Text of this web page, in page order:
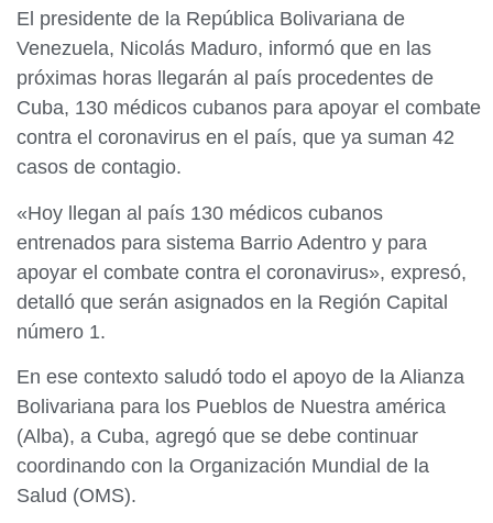
El presidente de la República Bolivariana de
Venezuela, Nicolás Maduro, informó que en las
próximas horas llegarán al país procedentes de
Cuba, 130 médicos cubanos para apoyar el combate
contra el coronavirus en el país, que ya suman 42
casos de contagio.
«Hoy llegan al país 130 médicos cubanos
entrenados para sistema Barrio Adentro y para
apoyar el combate contra el coronavirus», expresó,
detalló que serán asignados en la Región Capital
número 1.
En ese contexto saludó todo el apoyo de la Alianza
Bolivariana para los Pueblos de Nuestra américa
(Alba), a Cuba, agregó que se debe continuar
coordinando con la Organización Mundial de la
Salud (OMS).